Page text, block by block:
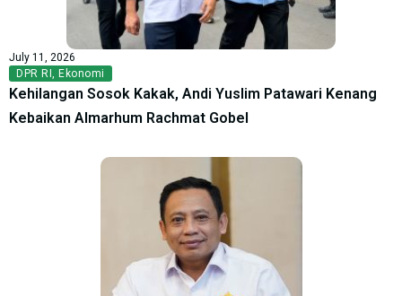
July 11, 2026
DPR RI , Ekonomi
Kehilangan Sosok Kakak, Andi Yuslim Patawari Kenang
Kebaikan Almarhum Rachmat Gobel